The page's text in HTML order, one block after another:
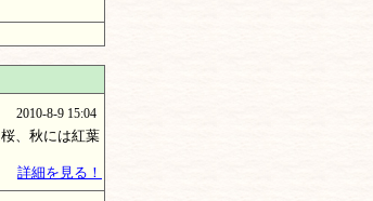
2010-8-9 15:04
、秋には紅葉
詳細を見る！